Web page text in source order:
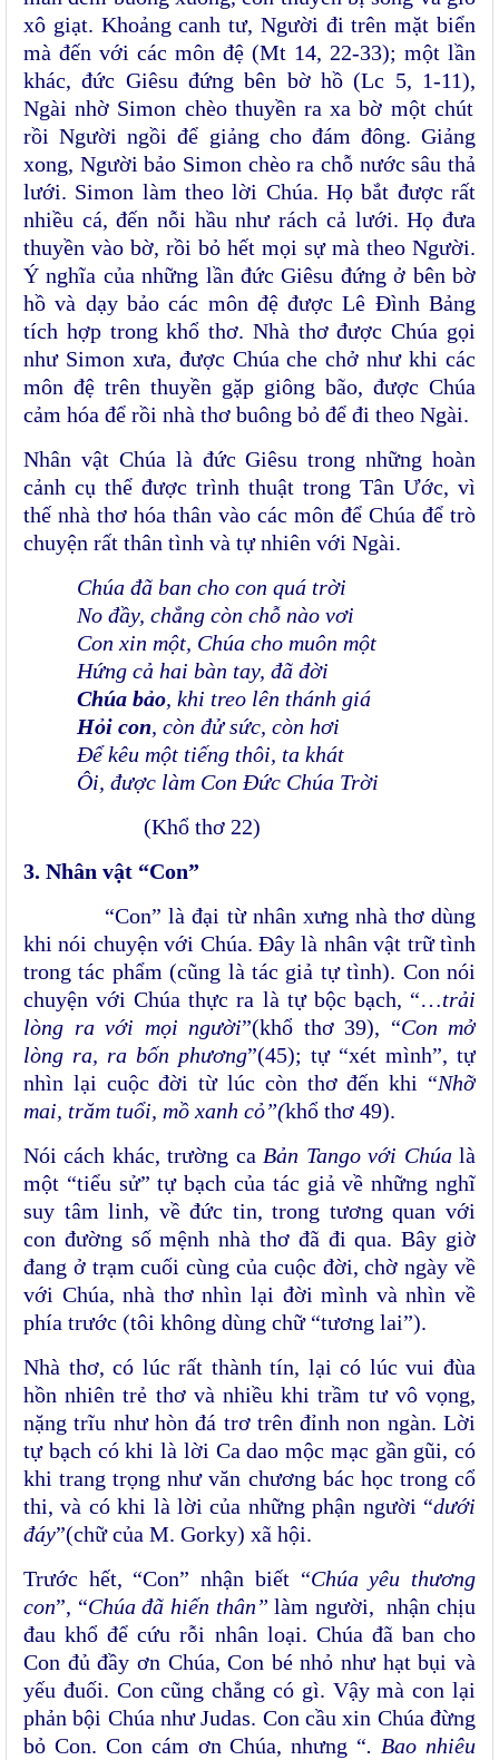
xô giạt. Khoảng canh tư, Người đi trên mặt biển
mà đến với các môn đệ (Mt 14, 22-33); một lần
khác, đức Giêsu đứng bên bờ hồ(Lc 5, 1-11),
Ngài nhờ Simon chèo thuyền ra xa bờ một chút
rồi Người ngồi để giảng cho đám đông. Giảng
xong, Người bảo Simon chèo ra chỗ nước sâu thả
lưới. Simon làm theo lời Chúa. Họ bắt được rất
nhiều cá, đến nỗi hầu như rách cả lưới. Họ đưa
thuyền vào bờ, rồi bỏ hết mọi sự mà theo Người.
Ý nghĩa của những lần đức Giêsu đứng ở bên bờ
hồ và dạy bảo các môn đệ được Lê Đình Bảng
tích hợp trong khổ thơ. Nhà thơ được Chúa gọi
như Simon xưa, được Chúa che chở như khi các
môn đệ trên thuyền gặp giông bão, được Chúa
cảm hóa để rồi nhà thơ buông bỏ để đi theo Ngài.
Nhân vật Chúa là đức Giêsu trong những hoàn
cảnh cụ thể được trình thuật trong Tân Ước, vì
thế nhà thơ hóa thân vào các môn để Chúa để trò
chuyện rất thân tình và tự nhiên với Ngài.
Chúa đã ban cho con quá trời
No đầy, chẳng còn chỗ nào vơi
Con xin một, Chúa cho muôn một
Hứng cả hai bàn tay, đã đời
Chúa bảo, khi treo lên thánh giá
Hỏi con, còn đử sức, còn hơi
Để kêu một tiếng thôi, ta khát
Ôi, được làm Con Đức Chúa Trời
(Khổ thơ 22)
3. Nhân vật “Con”
“Con” là đại từ nhân xưng nhà thơ dùng
khi nói chuyện với Chúa. Đây là nhân vật trữ tình
trong tác phẩm (cũng là tác giả tự tình). Con nói
chuyện với Chúa thực ra là tự bộc bạch, “…trải
lòng ra với mọi người”(khổ thơ 39), “Con mở
lòng ra, ra bốn phương”(45); tự “xét mình”, tự
nhìn lại cuộc đời từ lúc còn thơ đến khi “Nhỡ
mai, trăm tuổi, mồ xanh cỏ”(khổ thơ 49).
Nói cách khác, trường ca Bản Tango với Chúalà
một “tiểu sử” tự bạch của tác giả về những nghĩ
suy tâm linh, về đức tin, trong tương quan với
con đường số mệnh nhà thơ đã đi qua. Bây giờ
đang ở trạm cuối cùng của cuộc đời, chờ ngày về
với Chúa, nhà thơ nhìn lại đời mình và nhìn về
phía trước (tôi không dùng chữ “tương lai”).
Nhà thơ, có lúc rất thành tín, lại có lúc vui đùa
hồn nhiên trẻ thơ và nhiều khi trầm tư vô vọng,
nặng trĩu như hòn đá trơ trên đỉnh non ngàn. Lời
tự bạch có khi là lời Ca dao mộc mạc gần gũi, có
khi trang trọng như văn chương bác học trong cổ
thi, và có khi là lời của những phận người “dưới
đáy”(chữ của M. Gorky) xã hội.
Trước hết, “Con” nhận biết “Chúa yêu thương
con”, “Chúa đã hiến thân” làm người, nhận chịu
đau khổ để cứu rỗi nhân loại. Chúa đã ban cho
Con đủ đầy ơn Chúa, Con bé nhỏ như hạt bụi và
yếu đuối. Con cũng chẳng có gì. Vậy mà con lại
phản bội Chúa như Judas. Con cầu xin Chúa đừng
bỏ Con. Con cám ơn Chúa, nhưng “. Bao nhiêu